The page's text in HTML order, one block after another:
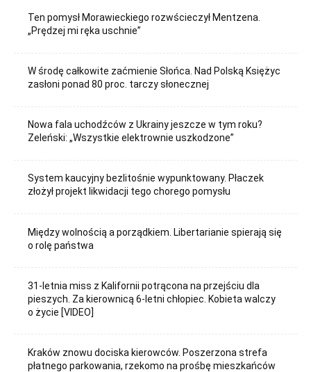
Ten pomysł Morawieckiego rozwścieczył Mentzena.
„Prędzej mi ręka uschnie”
W środę całkowite zaćmienie Słońca. Nad Polską Księżyc
zasłoni ponad 80 proc. tarczy słonecznej
Nowa fala uchodźców z Ukrainy jeszcze w tym roku?
Zeleński: „Wszystkie elektrownie uszkodzone”
System kaucyjny bezlitośnie wypunktowany. Płaczek
złożył projekt likwidacji tego chorego pomysłu
Między wolnością a porządkiem. Libertarianie spierają się
o rolę państwa
31-letnia miss z Kalifornii potrącona na przejściu dla
pieszych. Za kierownicą 6-letni chłopiec. Kobieta walczy
o życie [VIDEO]
Kraków znowu dociska kierowców. Poszerzona strefa
płatnego parkowania, rzekomo na prośbę mieszkańców